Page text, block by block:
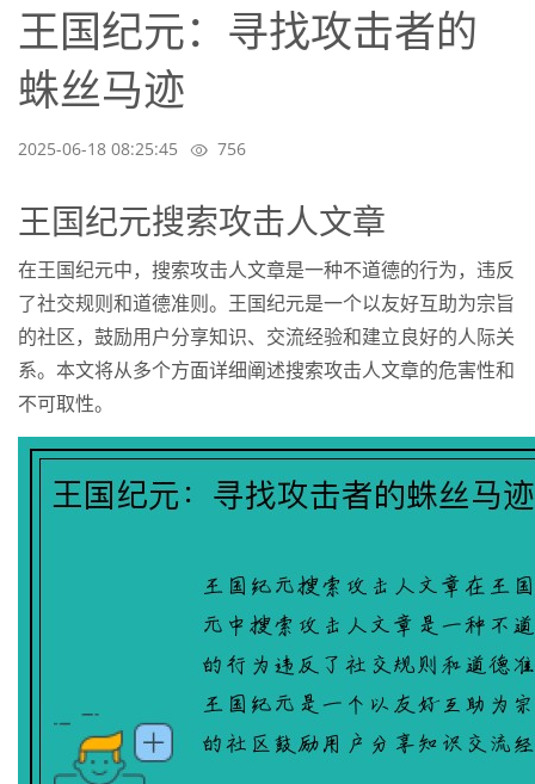
王国纪元：寻找攻击者的
蛛丝马迹
2025-06-18 08:25:45 756
王国纪元搜索攻击人文章
在王国纪元中，搜索攻击人文章是一种不道德的行为，违反
了社交规则和道德准则。王国纪元是一个以友好互助为宗旨
的社区，鼓励用户分享知识、交流经验和建立良好的人际关
系。本文将从多个方面详细阐述搜索攻击人文章的危害性和
不可取性。